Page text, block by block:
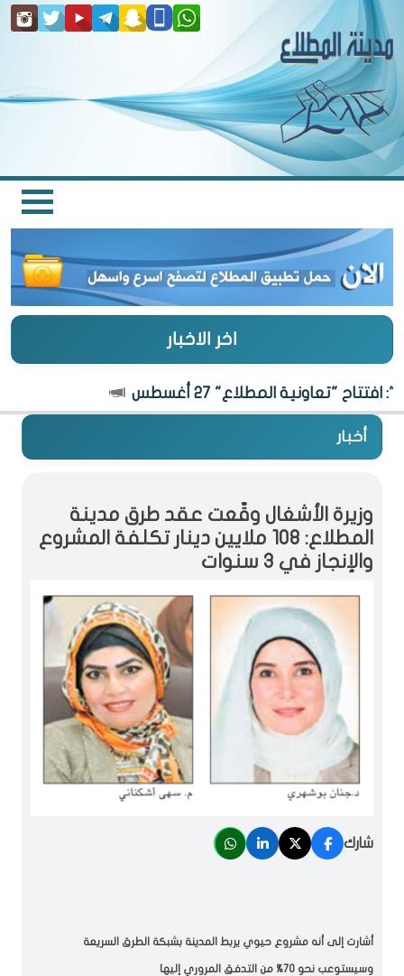
اخر الاخبار
"تعاونية المطلاع" 27 أغسطس
أخبار
وزيرة الأشغال وقّعت عقد طرق مدينة
المطلاع: 108 ملايين دينار تكلفة المشروع
والإنجاز في 3 سنوات
شارك
أشارت إلى أنه مشروع حيوي يربط المدينة بشبكة الطرق السريعة
وسيستوعب نحو 70% من التدفق المروري إليها